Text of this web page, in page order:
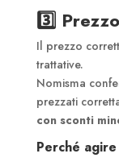
3️⃣
Il prezzo
trattative.
Nomisma
prezzati
con sconti
Perché